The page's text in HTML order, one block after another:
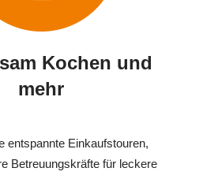
Kochen und
mehr
entspannte Einkaufstouren,
Betreuungskräfte für leckere